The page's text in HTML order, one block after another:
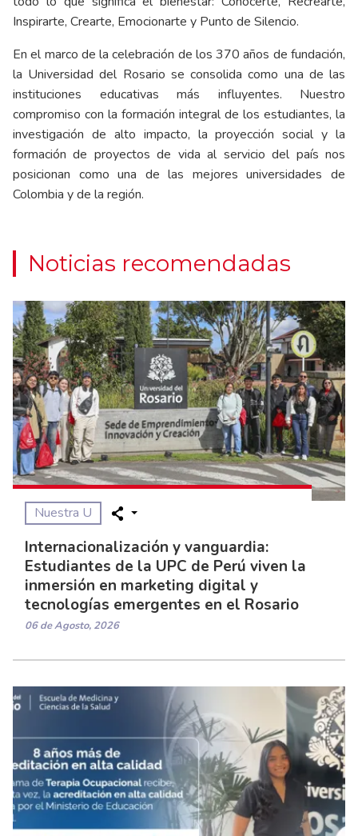
Inspirarte, Crearte, Emocionarte y Punto de Silencio.
En el marco de la celebración de los 370 años de fundación,
la Universidad del Rosario se consolida como una de las
instituciones educativas más influyentes. Nuestro
compromiso con la formación integral de los estudiantes, la
investigación de alto impacto, la proyección social y la
formación de proyectos de vida al servicio del país nos
posicionan como una de las mejores universidades de
Colombia y de la región.
Noticias recomendadas
Nuestra U
Internacionalización y vanguardia:
Estudiantes de la UPC de Perú viven la
inmersión en marketing digital y
tecnologías emergentes en el Rosario
06 de Agosto, 2026